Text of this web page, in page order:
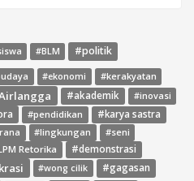
#BLM
#politik
#ekonomi #kerakyatan
#akademik #inovasi
#pendidikan
#karya sastra
#lingkungan #seni
Retorika #demonstrasi
#wong cilik #gagasan